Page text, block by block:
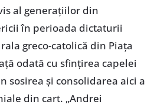
al generațiilor din
în perioada dictaturii
greco-catolică din Piața
odată cu sfințirea capelei
sosirea și consolidarea aici a
din cart. „Andrei